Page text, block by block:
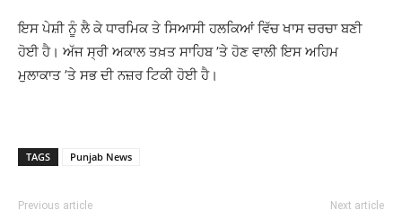
ਇਸ ਪੇਸ਼ੀ ਨੂੰ ਲੈ ਕੇ ਧਾਰਮਿਕ ਤੇ ਸਿਆਸੀ ਹਲਕਿਆਂ ਵਿੱਚ ਖਾਸ ਚਰਚਾ ਬਣੀ
ਹੋਈ ਹੈ। ਅੱਜ ਸ੍ਰੀ ਅਕਾਲ ਤਖ਼ਤ ਸਾਹਿਬ ’ਤੇ ਹੋਣ ਵਾਲੀ ਇਸ ਅਹਿਮ
ਮੁਲਾਕਾਤ ’ਤੇ ਸਭ ਦੀ ਨਜ਼ਰ ਟਿਕੀ ਹੋਈ ਹੈ।
TAGS Punjab News
Previous article Next article